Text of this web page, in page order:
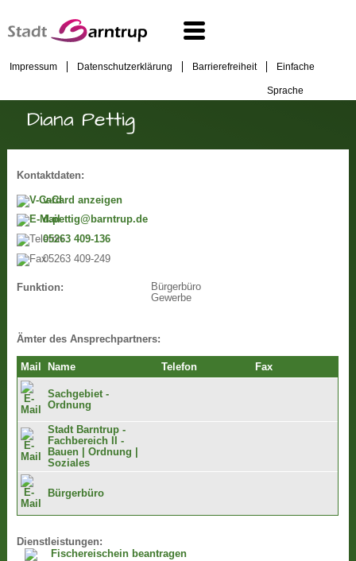
Impressum Datenschutzerklärung Barrierefreiheit Einfache
Sprache
Diana Pettig
Kontaktdaten:
v-Card anzeigen
d.pettig@barntrup.de
05263 409-136
05263 409-249
Funktion:
Bürgerbüro
Gewerbe
Ämter des Ansprechpartners:
Mail Name Telefon Fax
Sachgebiet -
Ordnung
Stadt Barntrup -
Fachbereich II -
Bauen | Ordnung |
Soziales
Bürgerbüro
Dienstleistungen:
Fischereischein beantragen